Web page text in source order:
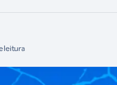
leitura